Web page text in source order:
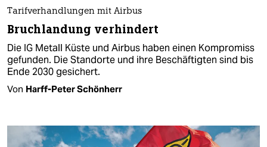
Tarifverhandlungen mit Airbus
Bruchlandung verhindert
Die IG Metall Küste und Airbus haben einen Kompromiss
gefunden. Die Standorte und ihre Beschäftigten sind bis
Ende 2030 gesichert.
Von Harff-Peter Schönherr